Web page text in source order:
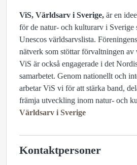
ViS, Världsarv i Sverige, är en
för de natur- och kulturarv i Sverige
Unescos världsarvslista.
nätverk som stöttar förvaltningen av
ViS är också engagerade i det
samarbetet. Genom nationellt och
arbetar ViS vi för att stärka band,
främja utveckling inom natur- och
Världsarv i Sverige
Kontaktpersoner